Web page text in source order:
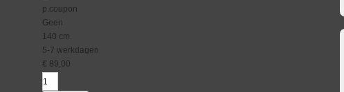
p.coupon
Geen
140 cm.
5-7 werkdagen
€ 89,00